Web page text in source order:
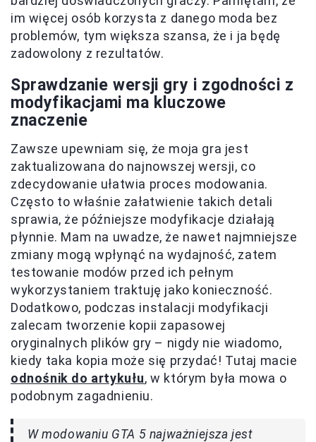
im więcej osób korzysta z danego moda bez
problemów, tym większa szansa, że i ja będę
zadowolony z rezultatów.
Sprawdzanie wersji gry i zgodności z
modyfikacjami ma kluczowe
znaczenie
Zawsze upewniam się, że moja gra jest
zaktualizowana do najnowszej wersji, co
zdecydowanie ułatwia proces modowania.
Często to właśnie załatwienie takich detali
sprawia, że późniejsze modyfikacje działają
płynnie. Mam na uwadze, że nawet najmniejsze
zmiany mogą wpłynąć na wydajność, zatem
testowanie modów przed ich pełnym
wykorzystaniem traktuję jako konieczność.
Dodatkowo, podczas instalacji modyfikacji
zalecam tworzenie kopii zapasowej
oryginalnych plików gry – nigdy nie wiadomo,
kiedy taka kopia może się przydać! Tutaj macie
odnośnik do artykułu, w którym była mowa o
podobnym zagadnieniu.
W modowaniu GTA 5 najważniejsza jest